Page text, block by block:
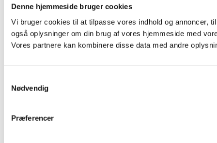
Denne hjemmeside bruger cookies
Vi bruger cookies til at tilpasse vores indhold og annoncer,
også oplysninger om din brug af vores hjemmeside med
Vores partnere kan kombinere disse data med andre
Nødvendig
Præferencer